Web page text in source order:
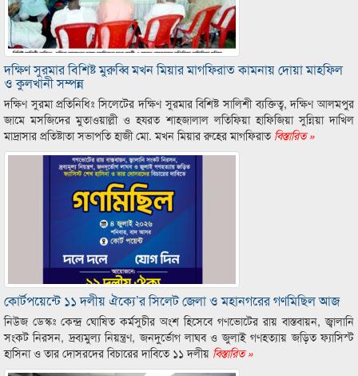
দক্ষিণ সুরমার বিশিষ্ট মুরুব্বি মখন মিয়ার মাগফিরাত কামনায় দোয়া মাহফিল
ও কুলখানী সম্পন্ন
দক্ষিণ সুরমা প্রতিনিধিঃ সিলেটের দক্ষিণ সুরমার বিশিষ্ট সালিশী ব্যক্তিত্ব, দক্ষিণ আলমপুর
জামে মসজিদের মুতাওয়াল্লী ও হযরত শাহজালাল লতিফিয়া হাফিজিয়া সুন্নিয়া দাখিল
মাদ্রাসার প্রতিষ্টাতা সভাপতি হাজী মো. মখন মিয়ার রুহের মাগফিরাতবিস্তারিত »
কোর্টপয়েন্টে ১১ দলীয় ঐক্যে’র সিলেট জেলা ও মহানগরের গণমিছিল আজ
নিউজ ডেস্কঃ কেন্দ্র ঘোষিত কর্মসুচীর অংশ হিসেবে গণভোটের রায় বাস্তবায়ন, জ্বালানি
সংকট নিরসন, দ্রব্যমুল্য নিয়ন্ত্রণ, জনদুর্ভোগ লাঘব ও জুলাই গণহত্যায় জড়িত ফ্যাসিস্ট
হাসিনা ও তার দোসরদের বিচারের দাবিতে ১১ দলীয় বিস্তারিত »